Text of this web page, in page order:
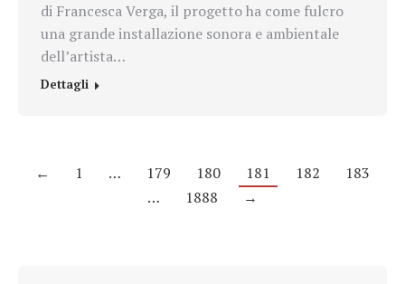
di Francesca Verga, il progetto ha come fulcro
una grande installazione sonora e ambientale
dell’artista…
Dettagli
← 1 … 179 180 181 182
183
…
1888 →